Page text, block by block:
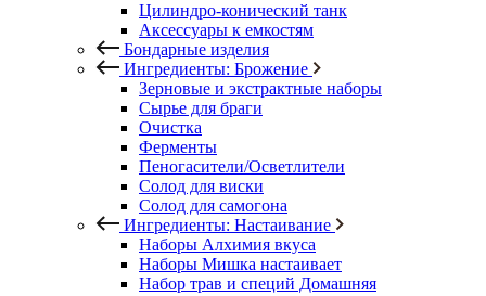
Цилиндро-конический танк
Аксессуары к емкостям
Бондарные изделия
Ингредиенты: Брожение
Зерновые и экстрактные наборы
Сырье для браги
Очистка
Ферменты
Пеногасители/Осветлители
Солод для виски
Солод для самогона
Ингредиенты: Настаивание
Наборы Алхимия вкуса
Наборы Мишка настаивает
Набор трав и специй Домашняя